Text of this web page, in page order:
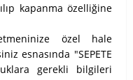
kapanma özelliğine
özel hale
esnasında "SEPETE
gerekli bilgileri